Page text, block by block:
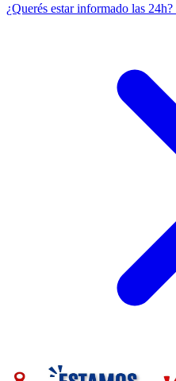
¿Querés estar informado las 24h?